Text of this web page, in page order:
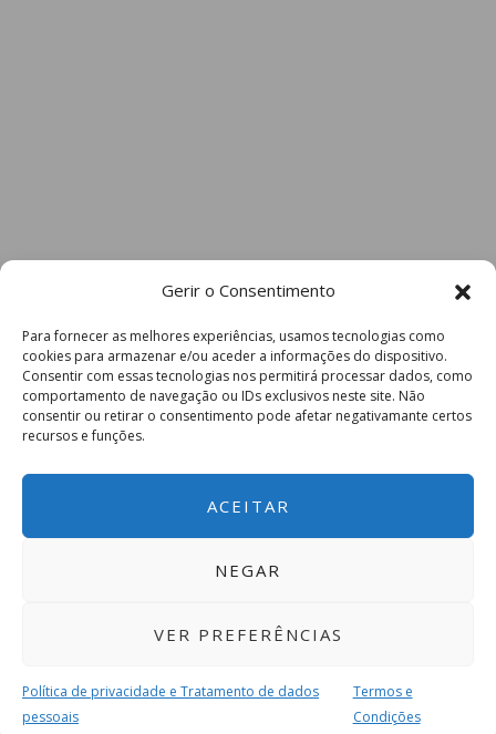
Gerir o Consentimento
Para fornecer as melhores experiências, usamos tecnologias como
cookies para armazenar e/ou aceder a informações do dispositivo.
Consentir com essas tecnologias nos permitirá processar dados, como
comportamento de navegação ou IDs exclusivos neste site. Não
consentir ou retirar o consentimento pode afetar negativamante certos
recursos e funções.
ACEITAR
NEGAR
VER PREFERÊNCIAS
Política de privacidade e Tratamento de dados
pessoais
Termos e
Condições